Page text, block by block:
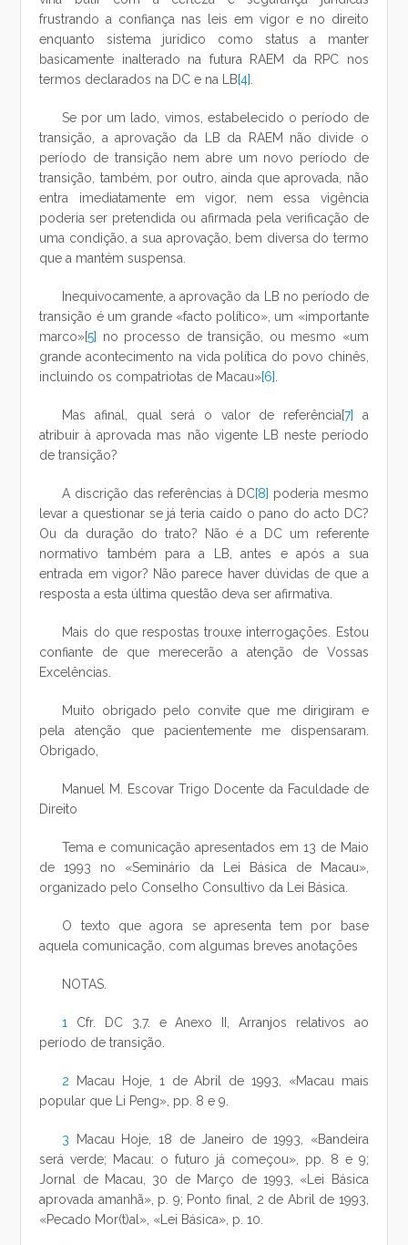
frustrando a confiança nas leis em vigor e no direito
enquanto sistema jurídico como status a manter
basicamente inalterado na futura RAEM da RPC nos
termos declarados na DC e na LB[4]
Se por um lado, vimos, estabelecido o período de
transição, a aprovação da LB da RAEM não divide o
período de transição nem abre um novo período de
transição, também, por outro, ainda que aprovada, não
entra imediatamente em vigor, nem essa vigência
poderia ser pretendida ou afirmada pela verificação de
uma condição, a sua aprovação, bem diversa do termo
que a mantém suspensa.
Inequivocamente, a aprovação da LB no período de
transição é um grande «facto político», um «importante
marco»[5]
no processo de transição, ou mesmo «um
grande acontecimento na vida política do povo chinês,
incluindo os compatriotas de Macau»[6]
Mas afinal, qual será o valor de referência[7]
a
atribuir à aprovada mas não vigente LB neste período
de transição?
A discrição das referências à DC[8] poderia mesmo
levar a questionar se já teria caído o pano do acto DC?
Ou da duração do trato? Não é a DC um referente
normativo também para a LB, antes e após a sua
entrada em vigor? Não parece haver dúvidas de que a
resposta a esta última questão deva ser afirmativa.
Mais do que respostas trouxe interrogações. Estou
confiante de que merecerão a atenção de Vossas
Excelências.
Muito obrigado pelo convite que me dirigiram e
pela atenção que pacientemente me dispensaram.
Obrigado,
Manuel M. Escovar Trigo Docente da Faculdade de
Direito
Tema e comunicação apresentados em 13 de Maio
de 1993 no «Seminário da Lei Básica de Macau»,
organizado pelo Conselho Consultivo da Lei Básica.
O texto que agora se apresenta tem por base
aquela comunicação, com algumas breves anotações
NOTAS.
1
Cfr. DC 3,7. e Anexo II, Arranjos relativos ao
período de transição.
2 Macau Hoje, 1 de Abril de 1993, «Macau mais
popular que Li Peng», pp. 8 e 9.
3 Macau Hoje, 18 de Janeiro de 1993, «Bandeira
será verde; Macau: o futuro já começou», pp. 8 e 9;
Jornal de Macau, 30 de Março de 1993, «Lei Básica
aprovada amanhã», p. 9; Ponto final, 2 de Abril de 1993,
«Pecado Mor(t)al», «Lei Básica», p. 10.